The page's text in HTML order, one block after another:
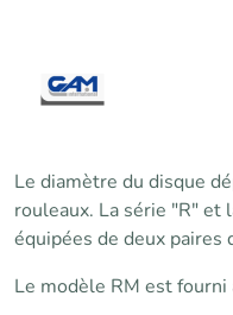
Le diamètre du disque
rouleaux. La série "R" et
équipées de deux paires
Le modèle RM est fourni